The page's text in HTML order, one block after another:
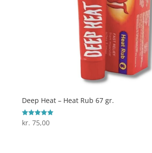
Deep Heat – Heat Rub 67 gr.
Vurderet
5
kr. 75,00